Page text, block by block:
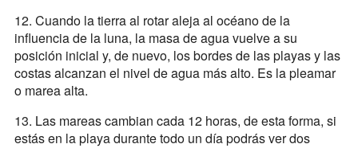
12. Cuando la tierra al rotar aleja al océano de la
influencia de la luna, la masa de agua vuelve a su
posición inicial y, de nuevo, los bordes de las playas y las
costas alcanzan el nivel de agua más alto. Es la pleamar
o marea alta.
13. Las mareas cambian cada 12 horas, de esta forma, si
estás en la playa durante todo un día podrás ver dos